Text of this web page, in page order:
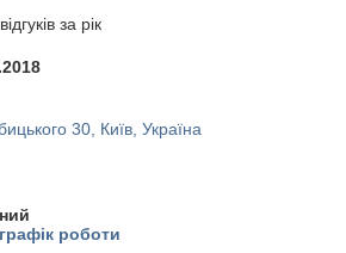
за рік
30, Київ, Україна
роботи